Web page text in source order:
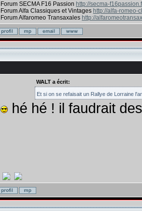
Forum SECMA F16 Passion http://secma-
Forum Alfa Classiques et Vintages http://alfa-romeo-
Forum Alfaromeo Transaxales http://
WALT a écrit:
Et si on se refaisait un Rallye de Lorraine
hé hé ! il faudrait